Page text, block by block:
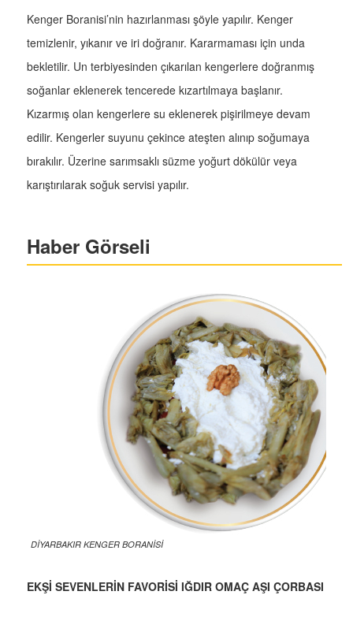
Kenger Boranisi’nin hazırlanması şöyle yapılır. Kenger
temizlenir, yıkanır ve iri doğranır. Kararmaması için unda
bekletilir. Un terbiyesinden çıkarılan kengerlere doğranmış
soğanlar eklenerek tencerede kızartılmaya başlanır.
Kızarmış olan kengerlere su eklenerek pişirilmeye devam
edilir. Kengerler suyunu çekince ateşten alınıp soğumaya
bırakılır. Üzerine sarımsaklı süzme yoğurt dökülür veya
karıştırılarak soğuk servisi yapılır.
Haber Görseli
DİYARBAKIR KENGER BORANİSİ
EKŞİ SEVENLERİN FAVORİSİ IĞDIR OMAÇ AŞI ÇORBASI